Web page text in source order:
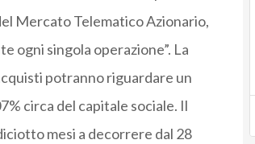
Mercato Telematico Azionario,
ogni singola operazione”. La
potranno riguardare un
circa del capitale sociale. Il
mesi a decorrere dal 28